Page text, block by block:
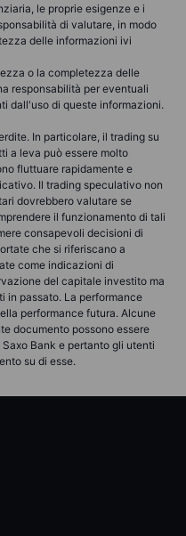
le proprie esigenze e i
di valutare, in modo
delle informazioni ivi
o la completezza delle
responsabilità per eventuali
dall'uso di queste informazioni.
In particolare, il trading su
a leva può essere molto
fluttuare rapidamente e
Il trading speculativo non
dovrebbero valutare se
il funzionamento di tali
consapevoli decisioni di
che si riferiscano a
come indicazioni di
del capitale investito ma
in passato. La performance
performance futura. Alcune
documento possono essere
Bank e pertanto gli utenti
su di esse.